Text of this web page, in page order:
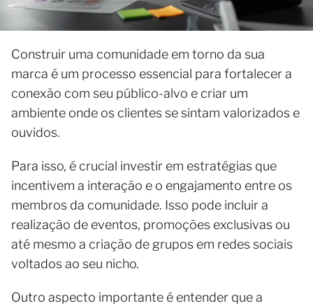
Construir uma comunidade em torno da sua
marca é um processo essencial para fortalecer a
conexão com seu público-alvo e criar um
ambiente onde os clientes se sintam valorizados e
ouvidos.
Para isso, é crucial investir em estratégias que
incentivem a interação e o engajamento entre os
membros da comunidade. Isso pode incluir a
realização de eventos, promoções exclusivas ou
até mesmo a criação de grupos em redes sociais
voltados ao seu nicho.
Outro aspecto importante é entender que a